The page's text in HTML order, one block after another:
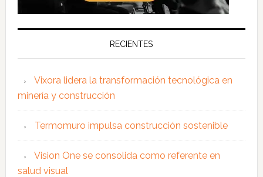
RECIENTES
Vixora lidera la transformación tecnológica en
minería y construcción
Termomuro impulsa construcción sostenible
Vision One se consolida como referente en
salud visual